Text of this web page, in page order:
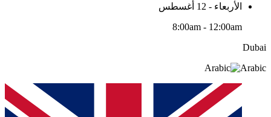
الأربعاء - 12 أغسطس
8:00am - 12:00am
Dubai
Arabic